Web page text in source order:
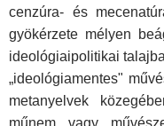
cen­zúra- és
gyökér­zete mélyen
ideológiai­politikai
„ideológia­mentes"
metanyelvek